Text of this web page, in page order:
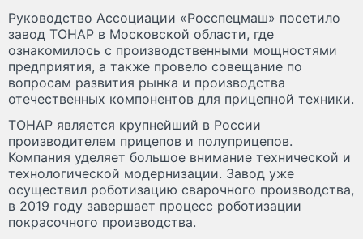
Руководство Ассоциации «Росспецмаш» посетило
завод ТОНАР в Московской области, где
ознакомилось с производственными мощностями
предприятия, а также провело совещание по
вопросам развития рынка и производства
отечественных компонентов для прицепной техники.
ТОНАР является крупнейший в России
производителем прицепов и полуприцепов.
Компания уделяет большое внимание технической и
технологической модернизации. Завод уже
осуществил роботизацию сварочного производства,
в 2019 году завершает процесс роботизации
покрасочного производства.